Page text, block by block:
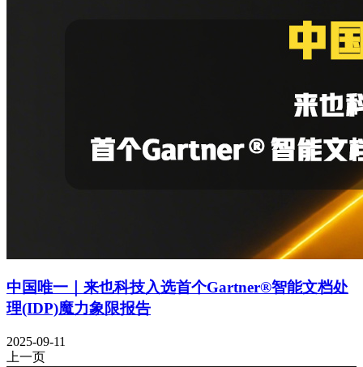
中国唯一｜来也科技入选首个Gartner®智能文档处
理(IDP)魔力象限报告
2025-09-11
上一页